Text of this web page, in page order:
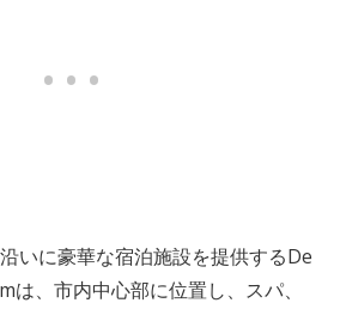
いに豪華な宿泊施設を提供するDe
は、市内中心部に位置し、スパ、